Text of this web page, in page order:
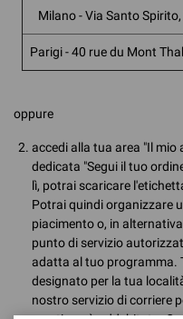
Milano - Via Santo
Parigi - 40 rue du Mont
oppure
accedi alla tua area "Il mio
dedicata "Segui il tuo
lì, potrai scaricare
Potrai quindi organizzare
piacimento o, in
punto di servizio
adatta al tuo programma.
designato per la tua
nostro servizio di corriere